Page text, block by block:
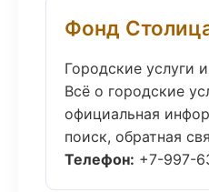
Фонд
Городские
Всё о городские
официальная
поиск, обратная
Телефон: +7-997-